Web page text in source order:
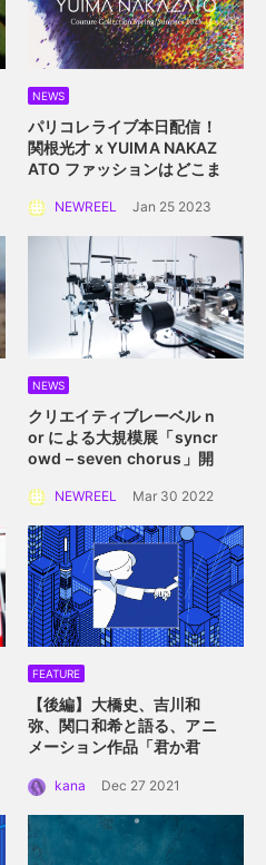
NEWS
パリコレライブ本日配信！
関根光才 x YUIMA NAKAZ
ATO ファッションはどこま
れるか？
NEWREEL Jan 25 2023
NEWS
クリエイティブレーベル n
or による大規模展 「syncr
owd – seven chorus」開
（土）〜 4月10日（日）横
浜赤レンガ倉庫にて
NEWREEL Mar 30 2022
FEATURE
【後編】大橋史、吉川和
弥、関口和希と語る、アニ
メーション作品「君か君
描くアニメーション的心理
描写。
kana Dec 27 2021